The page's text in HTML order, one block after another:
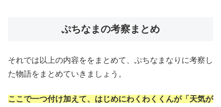
ぷちなまの考察まとめ
それでは以上の内容ををまとめて、ぷちなまなりに考察し
た物語をまとめていきましょう。
ここで一つ付け加えて、はじめにわくわくくんが「天気が